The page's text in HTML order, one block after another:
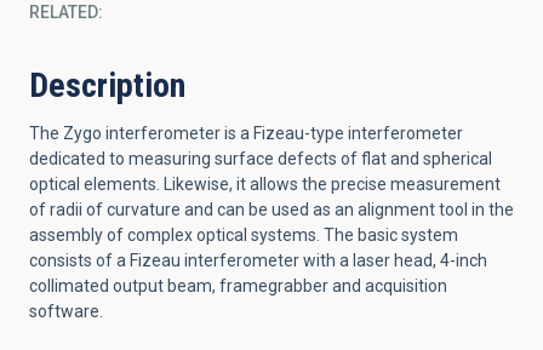
RELATED:
Description
The Zygo interferometer is a Fizeau-type interferometer
dedicated to measuring surface defects of flat and spherical
optical elements. Likewise, it allows the precise measurement
of radii of curvature and can be used as an alignment tool in the
assembly of complex optical systems. The basic system
consists of a Fizeau interferometer with a laser head, 4-inch
collimated output beam, framegrabber and acquisition
software.